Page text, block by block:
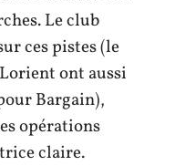
Le club
ces pistes (le
ont aussi
Bargain),
opérations
claire.